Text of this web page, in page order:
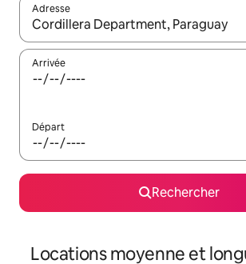
Adresse
Lorsque les résultats s'affichent, utilisez
Arrivée
Départ
Rechercher
Locations moyenne et